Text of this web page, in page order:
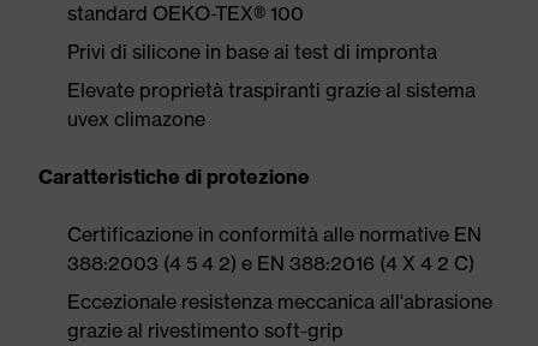
standard OEKO-TEX® 100
Privi di silicone in base ai test di impronta
Elevate proprietà traspiranti grazie al sistema
uvex climazone
Caratteristiche di protezione
Certificazione in conformità alle normative EN
388:2003 (4 5 4 2) e EN 388:2016 (4 X 4 2 C)
Eccezionale resistenza meccanica all'abrasione
grazie al rivestimento soft-grip